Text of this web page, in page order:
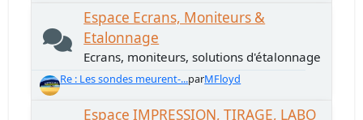
Espace Ecrans, Moniteurs &
Etalonnage
Ecrans, moniteurs, solutions d'étalonnage
Re : Les sondes meurent-...parMFloyd
Espace IMPRESSION, TIRAGE, LABO